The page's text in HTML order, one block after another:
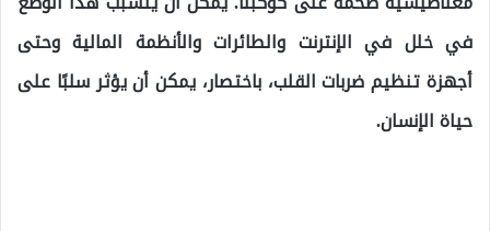
في خلل في الإنترنت والطائرات والأنظمة المالية وحتى
أجهزة تنظيم ضربات القلب، باختصار، يمكن أن يؤثر سلبًا على
حياة الإنسان.